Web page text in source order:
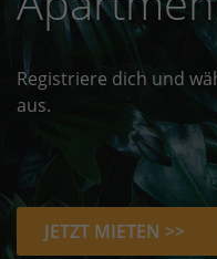
Registriere dich und
aus.
JETZT MIETEN >>